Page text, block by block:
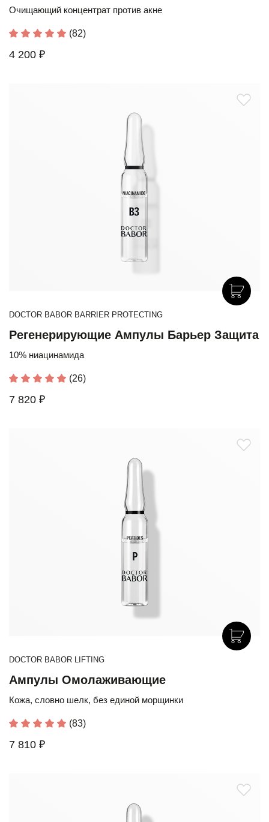
Очищающий концентрат против акне
(82)
4 200 ₽
DOCTOR BABOR BARRIER PROTECTING
Регенерирующие Ампулы Барьер Защита
10% ниацинамида
(26)
7 820 ₽
DOCTOR BABOR LIFTING
Ампулы Омолаживающие
Кожа, словно шелк, без единой морщинки
(83)
7 810 ₽